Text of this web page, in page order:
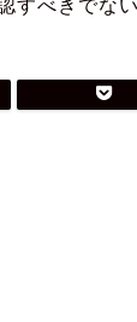
すべきでな